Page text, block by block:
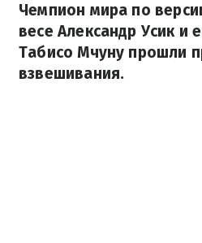
Чемпион мира по
весе Александр Усик и
Табисо Мчуну прошли
взвешивания.